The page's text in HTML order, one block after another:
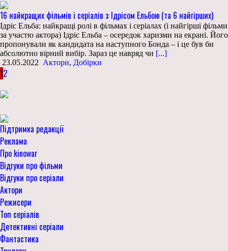
16 найкращих фільмів і серіалів з Ідрісом Ельбою (та 6 найгірших)
Ідріс Ельба: найкращі ролі в фільмах і серіалах (і найгірші фільми
за участю актора) Ідріс Ельба – осередок харизми на екрані. Його
пропонували як кандидата на наступного Бонда – і це був би
абсолютно вірний вибір. Зараз це навряд чи [...]
23.05.2022 Актори, Добірки
12
Підтримка редакції
Реклама
Про kinowar
Відгуки про фільми
Відгуки про серіали
Актори
Режисери
Топ серіалів
Детективні серіали
Фантастика